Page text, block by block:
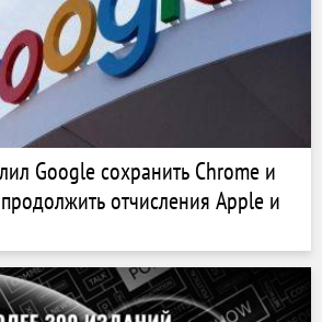
Google сохранить Chrome и
отчисления Apple и